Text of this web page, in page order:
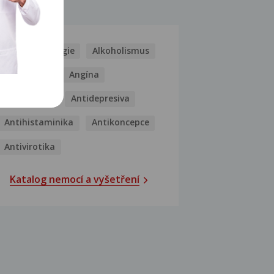
Alergie Alkoholismus
Analgetika Angína
Antidepresiva
Antihistaminika Antikoncepce
Antivirotika
Katalog nemocí a vyšetření